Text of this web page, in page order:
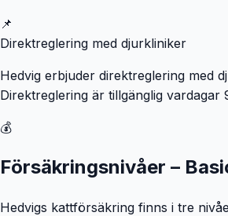
📌
Direktreglering med djurkliniker
Hedvig erbjuder direktreglering med
Direktreglering är tillgänglig vardagar
💰
Försäkringsnivåer –
Hedvigs kattförsäkring finns i tre